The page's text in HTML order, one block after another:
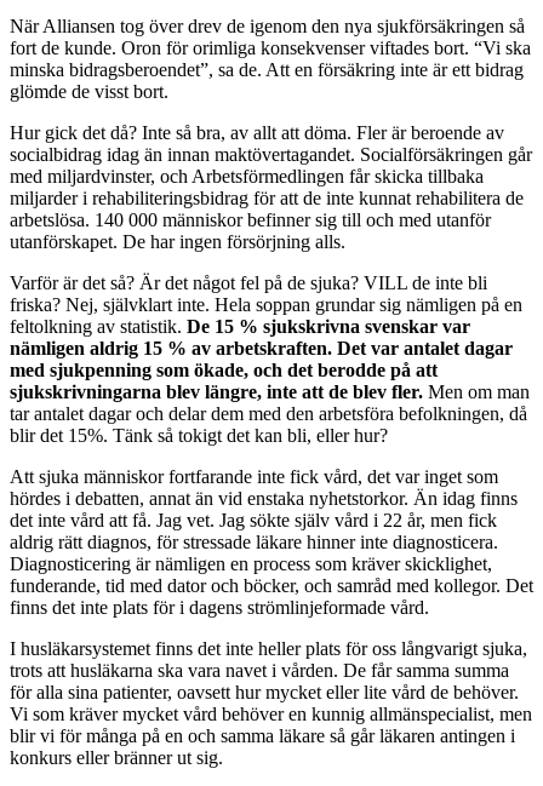
När Alliansen tog över drev de igenom den nya sjukförsäkringen så
fort de kunde. Oron för orimliga konsekvenser viftades bort. “Vi ska
minska bidragsberoendet”, sa de. Att en försäkring inte är ett bidrag
glömde de visst bort.
Hur gick det då? Inte så bra, av allt att döma. Fler är beroende av
socialbidrag idag än innan maktövertagandet. Socialförsäkringen går
med miljardvinster, och Arbetsförmedlingen får skicka tillbaka
miljarder i rehabiliteringsbidrag för att de inte kunnat rehabilitera de
arbetslösa. 140 000 människor befinner sig till och med utanför
utanförskapet. De har ingen försörjning alls.
Varför är det så? Är det något fel på de sjuka? VILL de inte bli
friska? Nej, självklart inte. Hela soppan grundar sig nämligen på en
feltolkning av statistik. De 15 % sjukskrivna svenskar var
nämligen aldrig 15 % av arbetskraften. Det var antalet dagar
med sjukpenning som ökade, och det berodde på att
sjukskrivningarna blev längre, inte att de blev fler. Men om man
tar antalet dagar och delar dem med den arbetsföra befolkningen, då
blir det 15%. Tänk så tokigt det kan bli, eller hur?
Att sjuka människor fortfarande inte fick vård, det var inget som
hördes i debatten, annat än vid enstaka nyhetstorkor. Än idag finns
det inte vård att få. Jag vet. Jag sökte själv vård i 22 år, men fick
aldrig rätt diagnos, för stressade läkare hinner inte diagnosticera.
Diagnosticering är nämligen en process som kräver skicklighet,
funderande, tid med dator och böcker, och samråd med kollegor. Det
finns det inte plats för i dagens strömlinjeformade vård.
I husläkarsystemet finns det inte heller plats för oss långvarigt sjuka,
trots att husläkarna ska vara navet i vården. De får samma summa
för alla sina patienter, oavsett hur mycket eller lite vård de behöver.
Vi som kräver mycket vård behöver en kunnig allmänspecialist, men
blir vi för många på en och samma läkare så går läkaren antingen i
konkurs eller bränner ut sig.